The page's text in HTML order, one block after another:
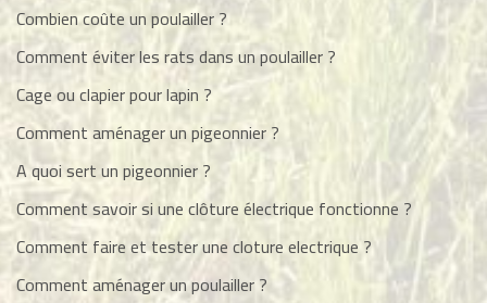
Combien coûte un poulailler ?
Comment éviter les rats dans un poulailler ?
Cage ou clapier pour lapin ?
Comment aménager un pigeonnier ?
A quoi sert un pigeonnier ?
Comment savoir si une clôture électrique fonctionne ?
Comment faire et tester une cloture electrique ?
Comment aménager un poulailler ?